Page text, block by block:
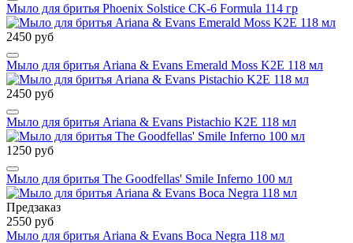
Мыло для бритья Phoenix Solstice CK-6 Formula 114 гр
2450 руб
Мыло для бритья Ariana & Evans Emerald Moss K2E 118 мл
2450 руб
Мыло для бритья Ariana & Evans Pistachio K2E 118 мл
1250 руб
Мыло для бритья The Goodfellas' Smile Inferno 100 мл
Предзаказ
2550 руб
Мыло для бритья Ariana & Evans Boca Negra 118 мл